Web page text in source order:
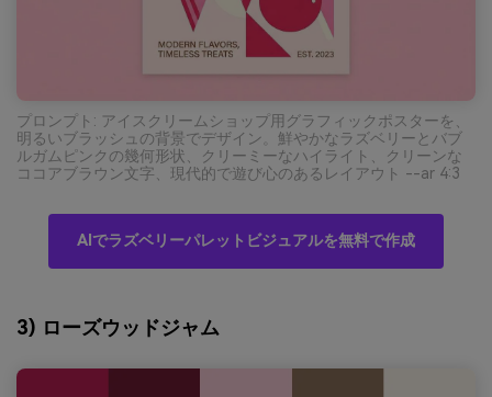
プロンプト: アイスクリームショップ用グラフィックポスターを、
明るいブラッシュの背景でデザイン。鮮やかなラズベリーとバブ
ルガムピンクの幾何形状、クリーミーなハイライト、クリーンな
ココアブラウン文字、現代的で遊び心のあるレイアウト --ar 4:3
AIでラズベリーパレットビジュアルを無料で作成
3) ローズウッドジャム